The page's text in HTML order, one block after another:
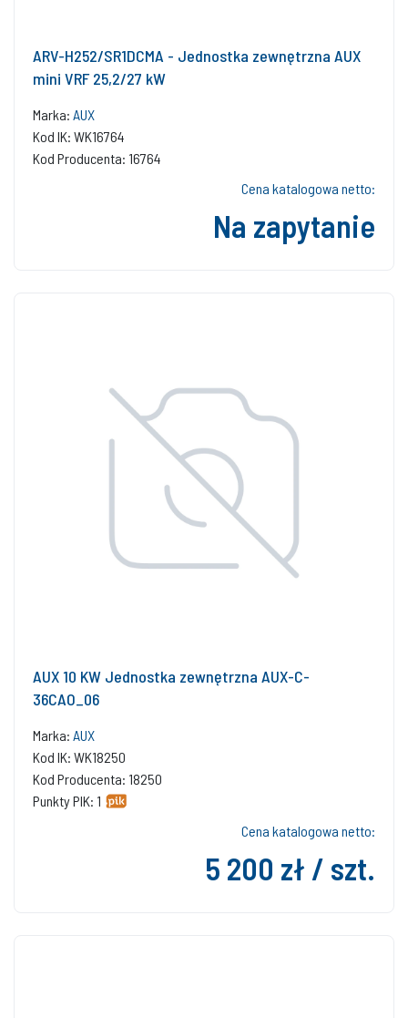
ARV-H252/SR1DCMA - Jednostka zewnętrzna AUX
mini VRF 25,2/27 kW
Marka: AUX
Kod IK: WK16764
Kod Producenta: 16764
Cena katalogowa netto:
Na zapytanie
AUX 10 KW Jednostka zewnętrzna AUX-C-
36CAO_06
Marka: AUX
Kod IK: WK18250
Kod Producenta: 18250
Punkty PIK: 1
Cena katalogowa netto:
5 200 zł / szt.